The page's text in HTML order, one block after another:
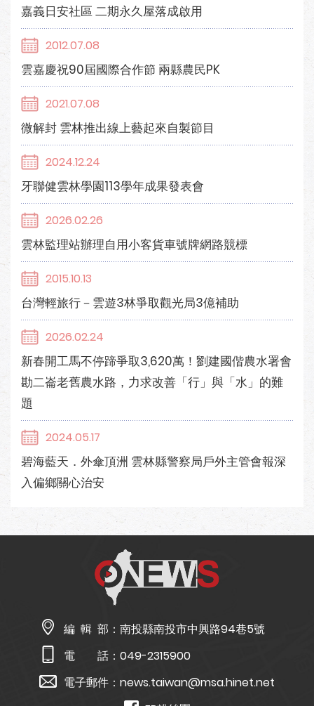
嘉義日安社區 二期永久屋落成啟用
2012.07.08
雲嘉慶祝90屆國際合作節 兩縣農民PK
2021.07.08
微解封 雲林推出線上藝起來自製節目
2024.12.24
牙聯健雲林學園113學年成果發表會
2026.02.26
雲林監理站辦理自用小客貨車號牌網路競標
2015.10.13
台灣輕旅行－雲遊3林爭取觀光局3億補助
2026.02.24
新春開工馬不停蹄爭取3,620萬！劉建國偕農水署會
勘二崙老舊農水路，力求改善「行」與「水」的難
題
2024.05.17
碧海藍天．外傘頂洲 雲林縣警察局戶外主管會報深
入偏鄉關心治安
編 輯 部： 南投縣南投市中興路94巷5號
電 話： 049-2315900
電子郵件： news.taiwan@msa.hinet.net